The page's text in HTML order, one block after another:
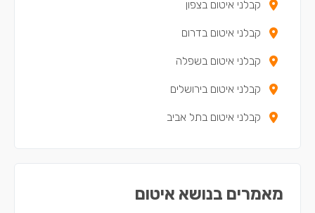
קבלני איטום בצפון
קבלני איטום בדרום
קבלני איטום בשפלה
קבלני איטום בירושלים
קבלני איטום בתל אביב
מאמרים בנושא איטום